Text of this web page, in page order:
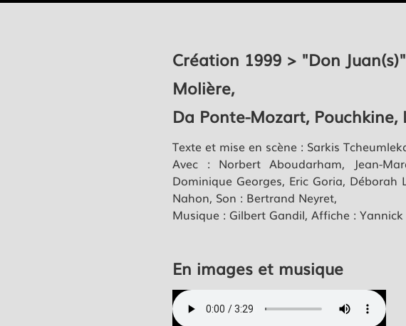
Création 1999 > "Don
Molière,
Da Ponte-Mozart, Pouchkine,
Texte et mise en scène : Sarkis
Avec : Norbert Aboudarham, Jean-
Dominique Georges, Eric Goria,
Nahon, Son : Bertrand Neyret,
Musique : Gilbert Gandil, Affiche :
En images et musique